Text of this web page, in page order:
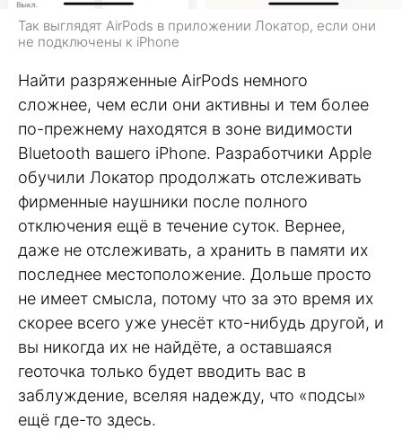
Так выглядят AirPods в приложении Локатор, если они
не подключены к iPhone
Найти разряженные AirPods немного
сложнее, чем если они активны и тем более
по-прежнему находятся в зоне видимости
Bluetooth вашего iPhone. Разработчики Apple
обучили Локатор продолжать отслеживать
фирменные наушники после полного
отключения ещё в течение суток. Вернее,
даже не отслеживать, а хранить в памяти их
последнее местоположение. Дольше просто
не имеет смысла, потому что за это время их
скорее всего уже унесёт кто-нибудь другой, и
вы никогда их не найдёте, а оставшаяся
геоточка только будет вводить вас в
заблуждение, вселяя надежду, что «подсы»
ещё где-то здесь.